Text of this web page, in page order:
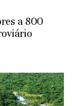
a 800